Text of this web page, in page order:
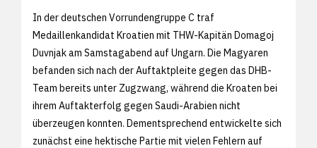
In der deutschen Vorrundengruppe C traf
Medaillenkandidat Kroatien mit THW-Kapitän Domagoj
Duvnjak am Samstagabend auf Ungarn. Die Magyaren
befanden sich nach der Auftaktpleite gegen das DHB-
Team bereits unter Zugzwang, während die Kroaten bei
ihrem Auftakterfolg gegen Saudi-Arabien nicht
überzeugen konnten. Dementsprechend entwickelte sich
zunächst eine hektische Partie mit vielen Fehlern auf